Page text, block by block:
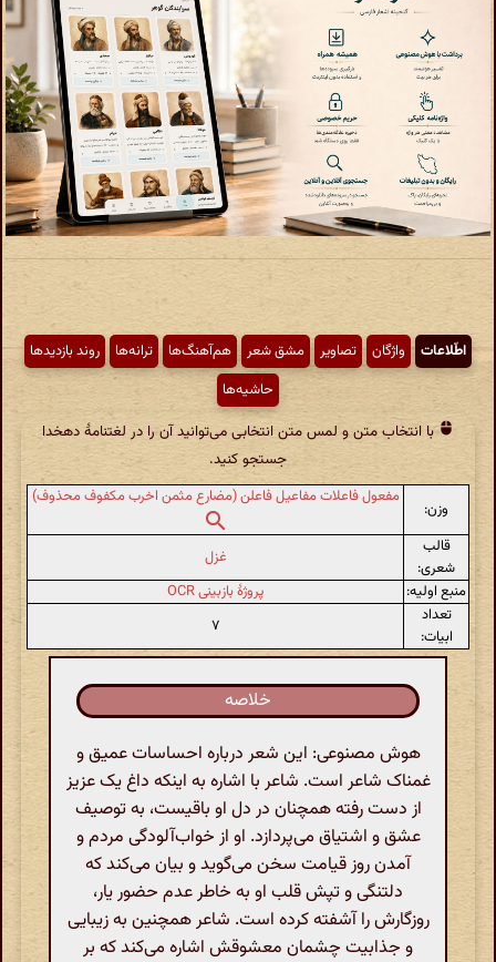
اطّلاعات واژگان تصاویر مشق شعر هم‌آهنگ‌ها ترانه‌ها
روند بازدیدها
حاشیه‌ها
با انتخاب متن و لمس متن انتخابی می‌توانید آن را در لغتنامهٔ دهخدا
جستجو کنید.
وزن:
مفعول فاعلات مفاعیل فاعلن (مضارع مثمن اخرب مکفوف محذوف)
قالب
شعری:
غزل
منبع اولیه:
پروژهٔ بازبینی OCR
تعداد
ابیات:
۷
خلاصه
هوش مصنوعی: این شعر درباره احساسات عمیق و
غمناک شاعر است. شاعر با اشاره به اینکه داغ یک عزیز
از دست رفته همچنان در دل او باقیست، به توصیف
عشق و اشتیاق می‌پردازد. او از خواب‌آلودگی مردم و
آمدن روز قیامت سخن می‌گوید و بیان می‌کند که
دلتنگی و تپش قلب او به خاطر عدم حضور یار،
روزگارش را آشفته کرده است. شاعر همچنین به زیبایی
و جذابیت چشمان معشوقش اشاره می‌کند که بر